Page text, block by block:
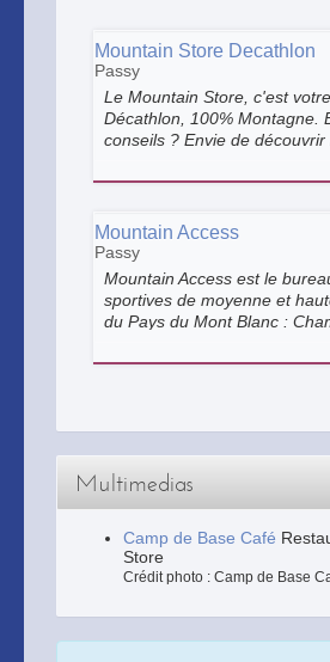
Mountain Store Decathlon
Passy
Le Mountain Store, c'est
Décathlon, 100% Montagne.
conseils ? Envie de
vendeurs sportifs est là pour
passion de la montagne.
Mountain Access
Passy
Mountain Access est le
sportives de moyenne et
du Pays du Mont Blanc :
pour vous votre
Multimedias
Camp de Base Café
Store
Crédit photo : Camp de Base